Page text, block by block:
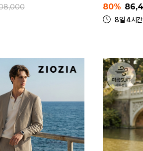
80%
8일 4시